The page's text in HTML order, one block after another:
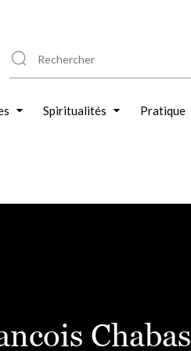
Spiritualités Pratique
Chabas